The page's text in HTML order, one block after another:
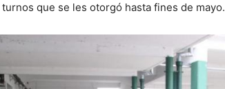
que se les otorgó hasta fines de mayo.